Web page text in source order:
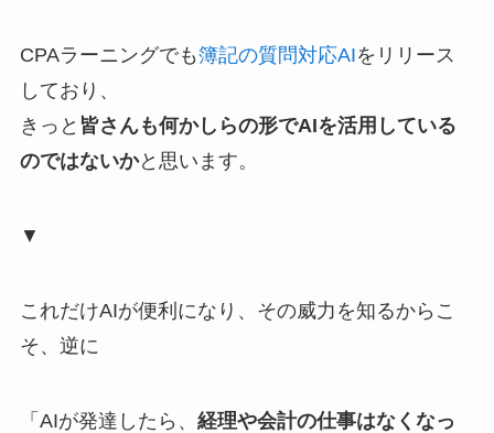
CPAラーニングでも簿記の質問対応AIをリリース
しており、
きっと 皆さんも何かしらの形でAIを活用している
のではないかと思います。
▼
これだけAIが便利になり、その威力を知るからこ
そ、逆に
「AIが発達したら、 経理や会計の仕事はなくなっ